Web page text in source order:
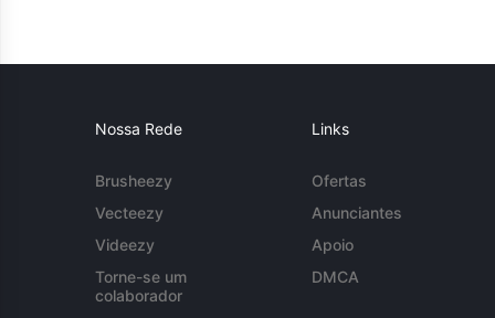
Nossa Rede
Brusheezy
Vecteezy
Videezy
Torne-se um
colaborador
Links
Ofertas
Anunciantes
Apoio
DMCA